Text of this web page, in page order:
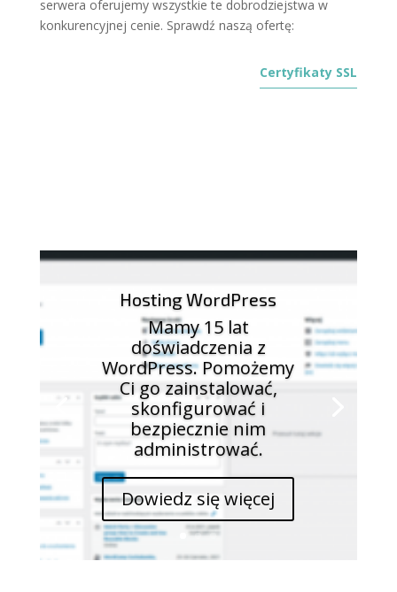
serwera oferujemy wszystkie te dobrodziejstwa w
konkurencyjnej cenie. Sprawdź naszą ofertę:
Certyfikaty SSL
Hosting WordPress
Mamy 15 lat
doświadczenia z
WordPress. Pomożemy
Ci go zainstalować,
skonfigurować i
bezpiecznie nim
administrować.
Dowiedz się więcej